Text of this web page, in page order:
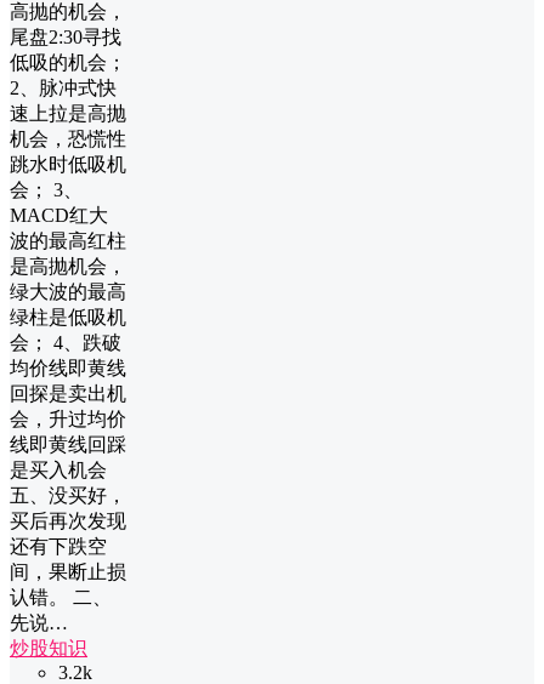
高抛的机会，
尾盘2:30寻找
低吸的机会；
2、脉冲式快
速上拉是高抛
机会，恐慌性
跳水时低吸机
会； 3、
MACD红大
波的最高红柱
是高抛机会，
绿大波的最高
绿柱是低吸机
会； 4、跌破
均价线即黄线
回探是卖出机
会，升过均价
线即黄线回踩
是买入机会
五、没买好，
买后再次发现
还有下跌空
间，果断止损
认错。 二、
先说…
炒股知识
3.2k